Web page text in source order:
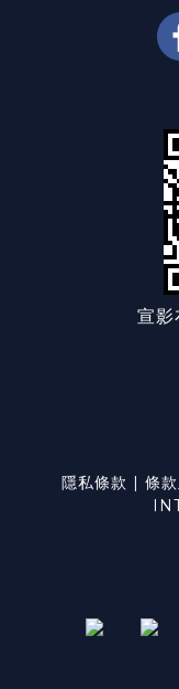
宣
隱私條款 | 條